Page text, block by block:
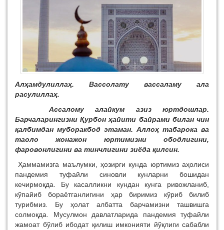
Алҳамдулиллаҳ. Вассолату вассаламу ала
расулиллаҳ.
Ассалому алайкум азиз юртдошлар.
Барчаларингизни Қурбон ҳайити байрами билан чин
қалбимдан муборакбод этаман. Аллоҳ табарока ва
таоло жонажон юртимизни ободлигини,
фаровонлигини ва тинчлигини зиёда қилсин.
Ҳаммамизга маълумки, ҳозирги кунда юртимиз аҳолиси
пандемия туфайли синовли кунларни бошидан
кечирмоқда. Бу касалликни кундан кунга ривожланиб,
кўпайиб бораётганлигини ҳар биримиз кўриб билиб
турибмиз. Бу ҳолат албатта барчамизни ташвишга
солмоқда. Мусулмон давлатларида пандемия туфайли
жамоат бўлиб ибодат қилиш имконияти йўқлиги сабабли